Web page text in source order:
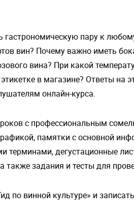
гастрономическую пару к
вин? Почему важно иметь
вина? При какой
в магазине? Ответы на
онлайн-курса.
с профессиональным
памятки с основной
терминами, дегустационные
также задания и тесты для
по винной культуре» и